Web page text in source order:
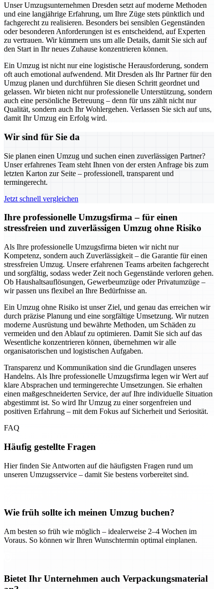
Unser Umzugsunternehmen Dresden setzt auf moderne Methoden
und eine langjährige Erfahrung, um Ihre Züge stets pünktlich und
fachgerecht zu realisieren. Besonders bei sensiblen Gegenständen
oder besonderen Anforderungen ist es entscheidend, auf Experten
zu vertrauen. Wir kümmern uns um alle Details, damit Sie sich auf
den Start in Ihr neues Zuhause konzentrieren können.
Ein Umzug ist nicht nur eine logistische Herausforderung, sondern
oft auch emotional aufwendend. Mit Dresden als Ihr Partner für den
Umzug planen und durchführen Sie diesen Schritt geordnet und
gelassen. Wir bieten nicht nur professionelle Unterstützung, sondern
auch eine persönliche Betreuung – denn für uns zählt nicht nur
Qualität, sondern auch Ihr Wohlergehen. Verlassen Sie sich auf uns,
damit Ihr Umzug ein Erfolg wird.
Wir sind für Sie da
Sie planen einen Umzug und suchen einen zuverlässigen Partner?
Unser erfahrenes Team steht Ihnen von der ersten Anfrage bis zum
letzten Karton zur Seite – professionell, transparent und
termingerecht.
Jetzt schnell vergleichen
Ihre professionelle Umzugsfirma – für einen
stressfreien und zuverlässigen Umzug ohne Risiko
Als Ihre professionelle Umzugsfirma bieten wir nicht nur
Kompetenz, sondern auch Zuverlässigkeit – die Garantie für einen
stressfreien Umzug. Unsere erfahrenen Teams arbeiten fachgerecht
und sorgfältig, sodass weder Zeit noch Gegenstände verloren gehen.
Ob Haushaltsauflösungen, Gewerbeumzüge oder Privatumzüge –
wir passen uns flexibel an Ihre Bedürfnisse an.
Ein Umzug ohne Risiko ist unser Ziel, und genau das erreichen wir
durch präzise Planung und eine sorgfältige Umsetzung. Wir nutzen
moderne Ausrüstung und bewährte Methoden, um Schäden zu
vermeiden und den Ablauf zu optimieren. Damit Sie sich auf das
Wesentliche konzentrieren können, übernehmen wir alle
organisatorischen und logistischen Aufgaben.
Transparenz und Kommunikation sind die Grundlagen unseres
Handelns. Als Ihre professionelle Umzugsfirma legen wir Wert auf
klare Absprachen und termingerechte Umsetzungen. Sie erhalten
einen maßgeschneiderten Service, der auf Ihre individuelle Situation
abgestimmt ist. So wird Ihr Umzug zu einer sorgenfreien und
positiven Erfahrung – mit dem Fokus auf Sicherheit und Seriosität.
FAQ
Häufig gestellte Fragen
Hier finden Sie Antworten auf die häufigsten Fragen rund um
unseren Umzugsservice – damit Sie bestens vorbereitet sind.
Wie früh sollte ich meinen Umzug buchen?
Am besten so früh wie möglich – idealerweise 2–4 Wochen im
Voraus. So können wir Ihren Wunschtermin optimal einplanen.
Bietet Ihr Unternehmen auch Verpackungsmaterial